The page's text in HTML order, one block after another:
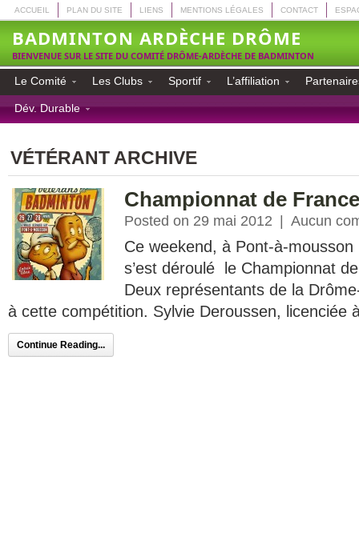
ACCUEIL PLAN DU SITE LIENS MENTIONS LÉGALES CONTACT
BADMINTON ARDÈCHE DRÔME
BIENVENUE SUR LE SITE DU COMITÉ DRÔME-ARDÈCHE DE BADMINTON
Le Comité Les Clubs Sportif L’affiliation
Dév. Durable
VÉTÉRANT ARCHIVE
Championnat de
Posted on 29 mai 2012 Aucun
Ce weekend, à Pont-à-
s’est déroulé le Championnat
Deux représentants de la
à cette compétition. Sylvie Deroussen, licenciée
Continue Reading...